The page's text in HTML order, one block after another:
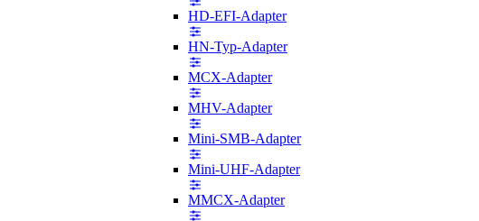
HD-EFI-Adapter
HN-Typ-Adapter
MCX-Adapter
MHV-Adapter
Mini-SMB-Adapter
Mini-UHF-Adapter
MMCX-Adapter